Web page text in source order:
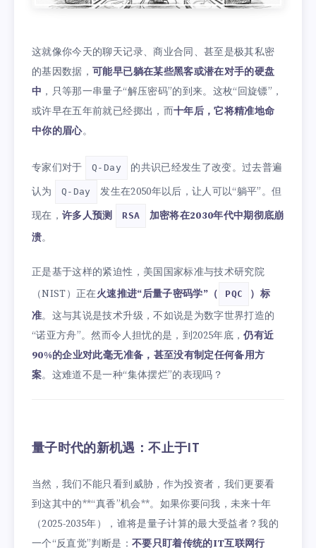
这就像你今天的聊天记录、商业合同、甚至是极其私密
的基因数据，可能早已躺在某些黑客或潜在对手的硬盘
中 ，只等那一串量子“解压密码”的到来。这枚“回旋镖”，
或许早在五年前就已经掷出，而十年后，它将精准地命
中你的眉心。
专家们对于 Q-Day
的共识已经发生了改变。过去普遍
认为
Q-Day
发生在2050年以后，让人可以“躺平”。但
现在，许多人预测 RSA
加密将在2030年代中期彻底崩
溃。
正是基于这样的紧迫性，美国国家标准与技术研究院
（NIST）正在火速推进“后量子密码学”（ PQC
）标
准。这与其说是技术升级，不如说是为数字世界打造的
“诺亚方舟”。然而令人担忧的是，到2025年底，仍有近
90%的企业对此毫无准备，甚至没有制定任何备用方
案。这难道不是一种“集体摆烂”的表现吗？
量子时代的新机遇：不止于IT
当然，我们不能只看到威胁，作为投资者，我们更要看
到这其中的**“真香”机会**。如果你要问我，未来十年
（2025-2035年），谁将是量子计算的最大受益者？我的
一个“反直觉”判断是： 不要只盯着传统的IT互联网行